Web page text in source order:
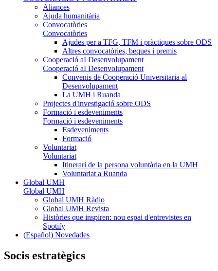
Aliances
Ajuda humanitària
Convocatòries
Convocatòries
Ajudes per a TFG, TFM i pràctiques sobre ODS
Altres convocatòries, beques i premis
Cooperació aI Desenvolupament
Cooperació aI Desenvolupament
Convenis de Cooperació Universitaria al
Desenvolupament
La UMH i Ruanda
Projectes d'investigació sobre ODS
Formació i esdeveniments
Formació i esdeveniments
Esdeveniments
Formació
Voluntariat
Voluntariat
Itinerari de la persona voluntària en la UMH
Voluntariat a Ruanda
Global UMH
Global UMH
Global UMH Ràdio
Global UMH Revista
Històries que inspiren: nou espai d'entrevistes en
Spotify
(Español) Novedades
Socis estratègics